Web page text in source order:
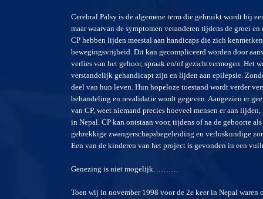
Cerebral Palsy is de algemene term die gebruikt wordt bij
maar waarvan de symptomen veranderen tijdens de groei
CP hebben lijden meestal aan handicaps die zich
bewegingsvrijheid. Dit kan gecompliceerd worden door
verlies van het gehoor, spraak en/of gezichtvermogen. Het
verstandelijk gehandicapt zijn en lijden aan epilepsie.
deel van hun leven. Hun hopeloze toestand wordt verder
behandeling en revalidatie wordt gegeven. Aangezien er
van CP, weet niemand precies hoeveel mensen er aan
in Nepal. CP kan ontstaan voor, tijdens of na de geboorte
gebrekkige zwangerschapsbegeleiding en verloskundige
Een van de kinderen van het project is gevonden in een
Genezing is niet mogelijk……….
Toen wij in november 1998 voor de 2e keer in Nepal waren